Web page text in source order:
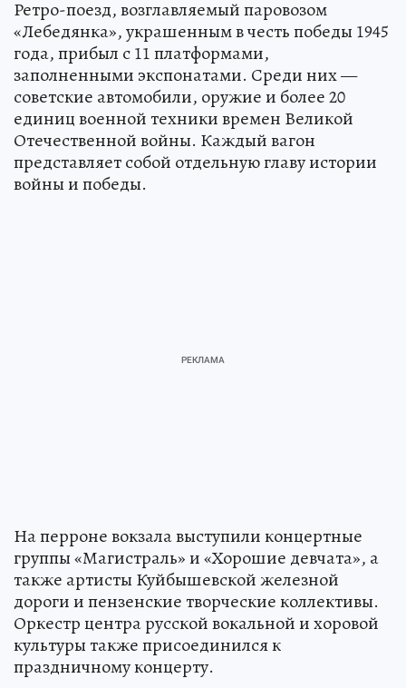
Ретро-поезд, возглавляемый паровозом
«Лебедянка», украшенным в честь победы 1945
года, прибыл с 11 платформами,
заполненными экспонатами. Среди них —
советские автомобили, оружие и более 20
единиц военной техники времен Великой
Отечественной войны. Каждый вагон
представляет собой отдельную главу истории
войны и победы.
На перроне вокзала выступили концертные
группы «Магистраль» и «Хорошие девчата», а
также артисты Куйбышевской железной
дороги и пензенские творческие коллективы.
Оркестр центра русской вокальной и хоровой
культуры также присоединился к
праздничному концерту.